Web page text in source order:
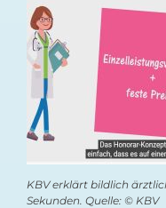
KBV erklärt bildlich
Sekunden. Quelle: © KBV